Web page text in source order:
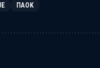
ΠΑΟΚ